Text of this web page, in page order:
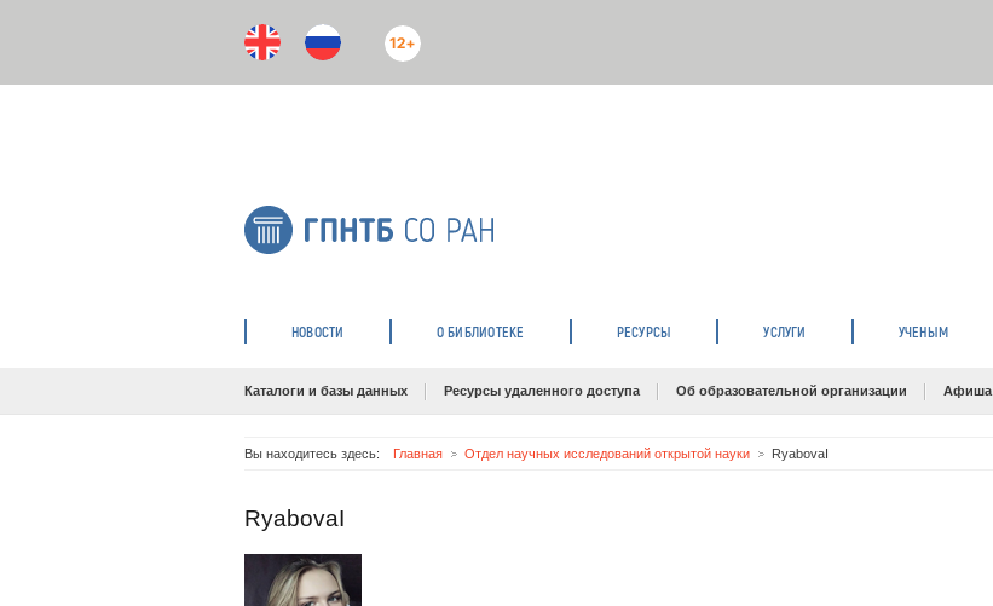
12+
НОВОСТИ О БИБЛИОТЕКЕ РЕСУРСЫ УСЛУГИ УЧЕНЫМ
Каталоги и базы данных Ресурсы удаленного доступа Об образовательной организации Афиша
Вы находитесь здесь: Главная Отдел научных исследований открытой науки RyabovaI
RyabovaI